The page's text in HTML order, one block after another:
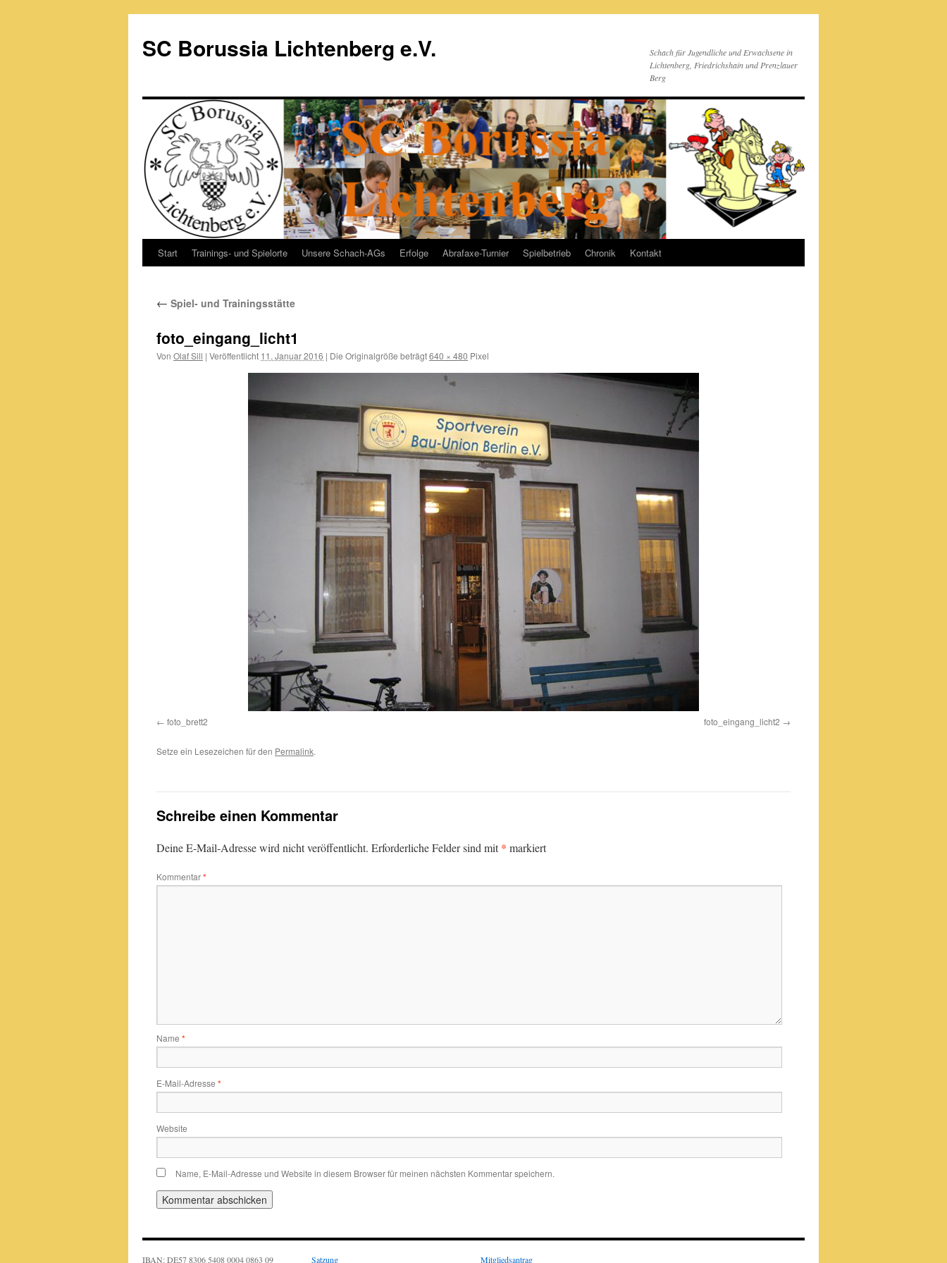
springen
SC Borussia Lichtenberg e.V.
Schach für Jugendliche und Erwachsene in
Lichtenberg, Friedrichshain und Prenzlauer
Berg
Start Trainings- und Spielorte Unsere Schach-AGs Erfolge Abrafaxe-Turnier Spielbetrieb Chronik Kontakt
← Spiel- und Trainingsstätte
foto_eingang_licht1
Von Olaf Sill | Veröffentlicht 11. Januar 2016 | Die Originalgröße beträgt640 × 480 Pixel
foto_brett2 foto_eingang_licht2
Setze ein Lesezeichen für den Permalink.
Schreibe einen Kommentar
Deine E-Mail-Adresse wird nicht veröffentlicht. Erforderliche Felder sind mit* markiert
Kommentar*
Name *
E-Mail-Adresse *
Website
Name, E-Mail-Adresse und Website in diesem Browser für meinen nächsten Kommentar speichern.
IBAN: DE57 8306 5408 0004 0863 09 Satzung Mitgliedsantrag